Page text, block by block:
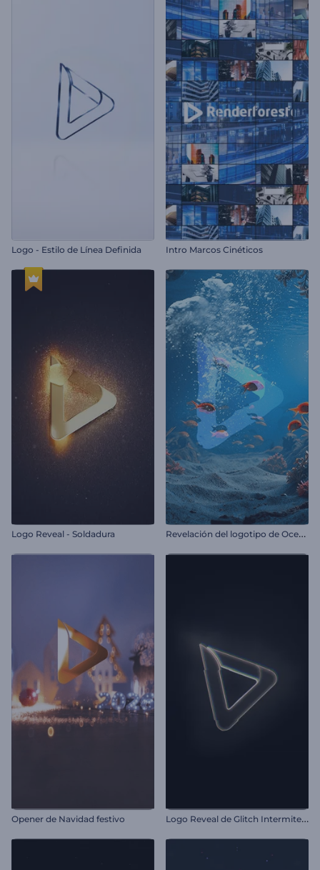
Logo - Estilo de Línea Definida Intro Marcos Cinéticos
Logo Reveal - Soldadura R
evelación del logotipo de Ocean Life
Opener de Navidad festivo L
ogo Reveal de Glitch Intermitente